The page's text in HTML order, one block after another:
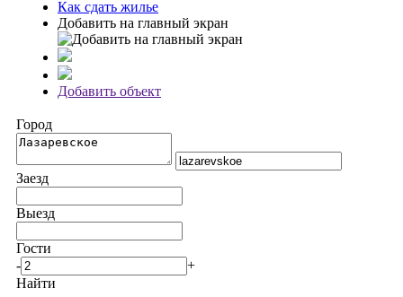
Как сдать жилье
Добавить на главный экран
Добавить объект
Город
Заезд
Выезд
Гости
-
+
Найти